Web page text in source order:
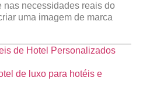
nas necessidades reais do
uma imagem de marca
de Hotel Personalizados
de luxo para hotéis e